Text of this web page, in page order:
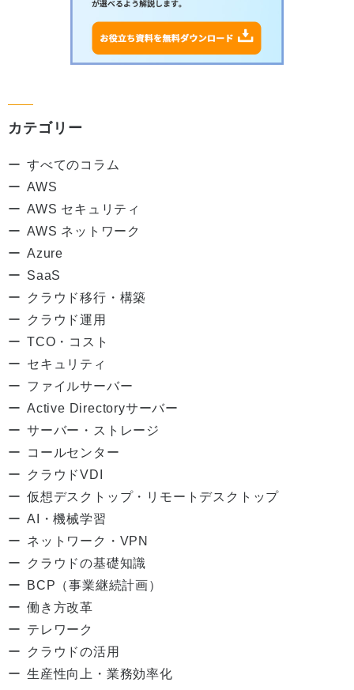
カテゴリー
すべてのコラム
AWS
AWS セキュリティ
AWS ネットワーク
Azure
SaaS
クラウド移行・構築
クラウド運用
TCO・コスト
セキュリティ
ファイルサーバー
Active Directoryサーバー
サーバー・ストレージ
コールセンター
クラウドVDI
仮想デスクトップ・リモートデスクトップ
AI・機械学習
ネットワーク・VPN
クラウドの基礎知識
BCP（事業継続計画）
働き方改革
テレワーク
クラウドの活用
生産性向上・業務効率化